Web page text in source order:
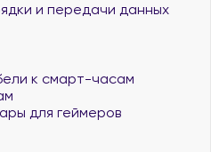
и передачи данных
к смарт-часам
для геймеров